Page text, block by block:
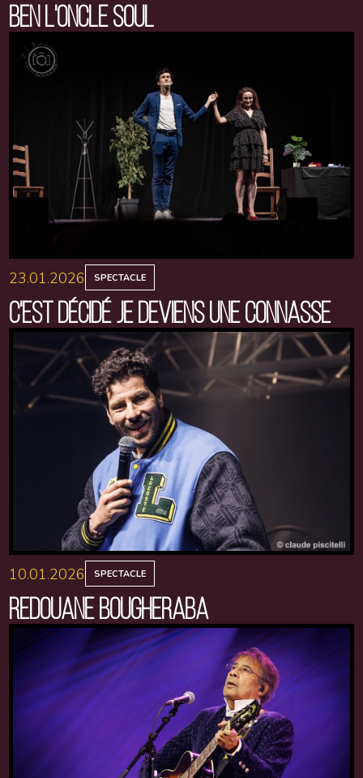
BEN L'ONCLE SOUL
23.01.2026 SPECTACLE
C'EST DÉCIDÉ JE DEVIENS UNE CONNASSE
10.01.2026 SPECTACLE
REDOUANE BOUGHERABA